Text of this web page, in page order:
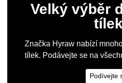
Velký výběr
tílek
Značka Hyraw nabízí
tílek. Podávejte se na
Podívejte